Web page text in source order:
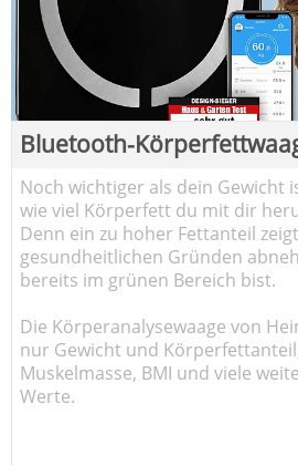
Bluetooth-
Noch wichtiger als dein Gewicht
wie viel Körperfett du mit dir
Denn ein zu hoher Fettanteil
gesundheitlichen Gründen
bereits im grünen Bereich bist.
Die Körperanalysewaage von
nur Gewicht und
Muskelmasse, BMI und viele
Werte.